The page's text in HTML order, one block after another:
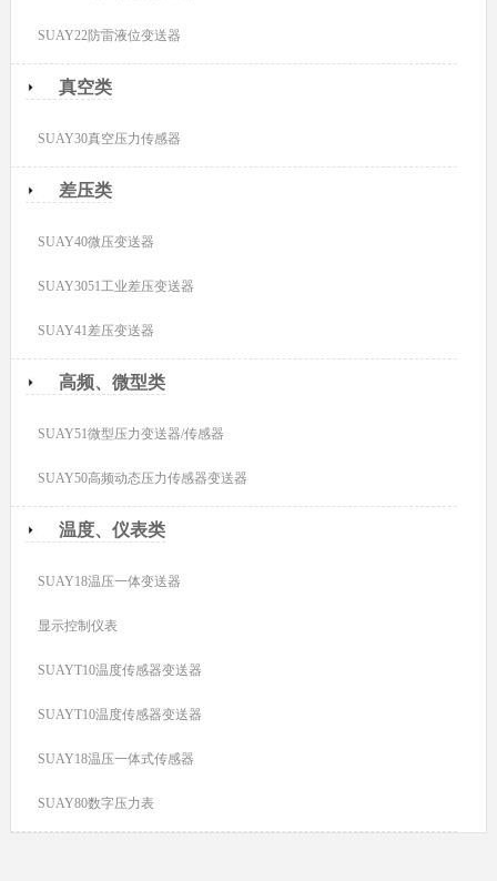
SUAY22防雷液位变送器
真空类
SUAY30真空压力传感器
差压类
SUAY40微压变送器
SUAY3051工业差压变送器
SUAY41差压变送器
高频、微型类
SUAY51微型压力变送器/传感器
SUAY50高频动态压力传感器变送器
温度、仪表类
SUAY18温压一体变送器
显示控制仪表
SUAYT10温度传感器变送器
SUAYT10温度传感器变送器
SUAY18温压一体式传感器
SUAY80数字压力表